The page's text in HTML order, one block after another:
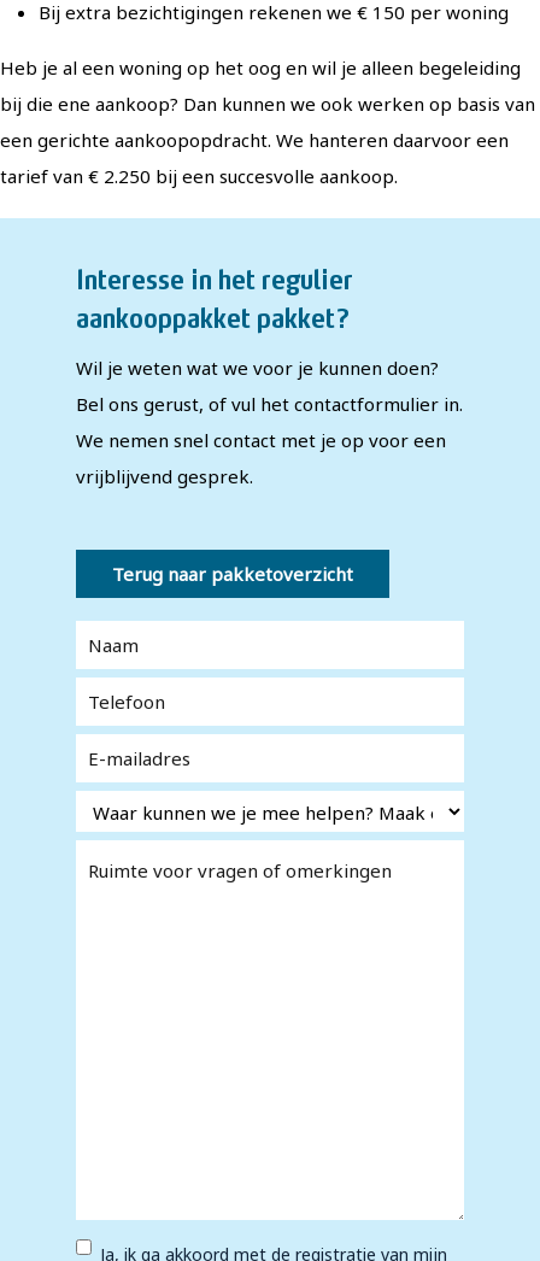
Bij extra bezichtigingen rekenen we € 150 per woning
Heb je al een woning op het oog en wil je alleen begeleiding
bij die ene aankoop? Dan kunnen we ook werken op basis van
een gerichte aankoopopdracht. We hanteren daarvoor een
tarief van € 2.250 bij een succesvolle aankoop.
Interesse in het regulier
aankooppakket pakket?
Wil je weten wat we voor je kunnen doen?
Bel ons gerust, of vul het contactformulier in.
We nemen snel contact met je op voor een
vrijblijvend gesprek.
Terug naar pakketoverzicht
mailadres
kunnen
mee
voor
*
Ja, ik ga akkoord met de registratie van mijn